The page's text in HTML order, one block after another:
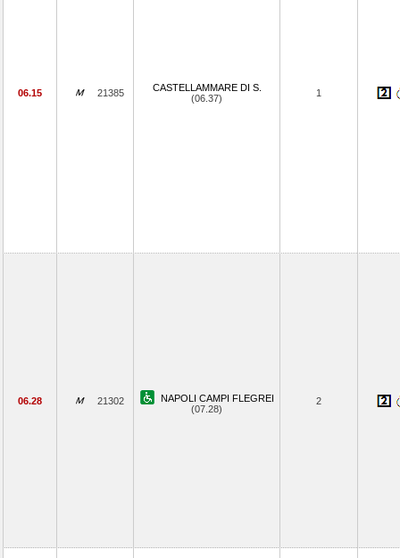
06.15 21385
CASTELLAMMARE DI S.
(06.37)
1
06.28 21302
NAPOLI CAMPI FLEGREI
(07.28)
2